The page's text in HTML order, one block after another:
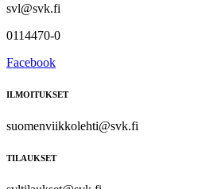
svl@svk.fi
0114470-0
Facebook
ILMOITUKSET
suomenviikkolehti@svk.fi
TILAUKSET